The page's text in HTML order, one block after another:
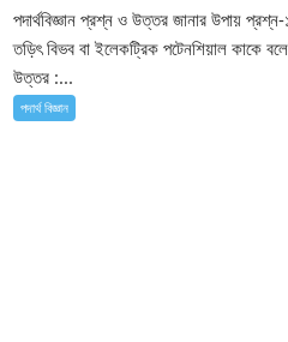
পদার্থবিজ্ঞান প্রশ্ন ও উত্তর জানার উপায়
তড়িৎ বিভব বা ইলেকট্রিক পটেনশিয়াল কাকে
উত্তর :...
পদার্থ বিজ্ঞান